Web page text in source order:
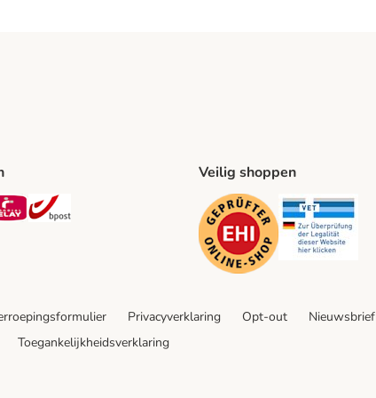
Method
Shipping Method
Mondial Relay Shipping Method
Veilig shoppen
Security
Privacyverklaring Opt-out Nieuwsbrief
Toegankelijkheidsverklaring